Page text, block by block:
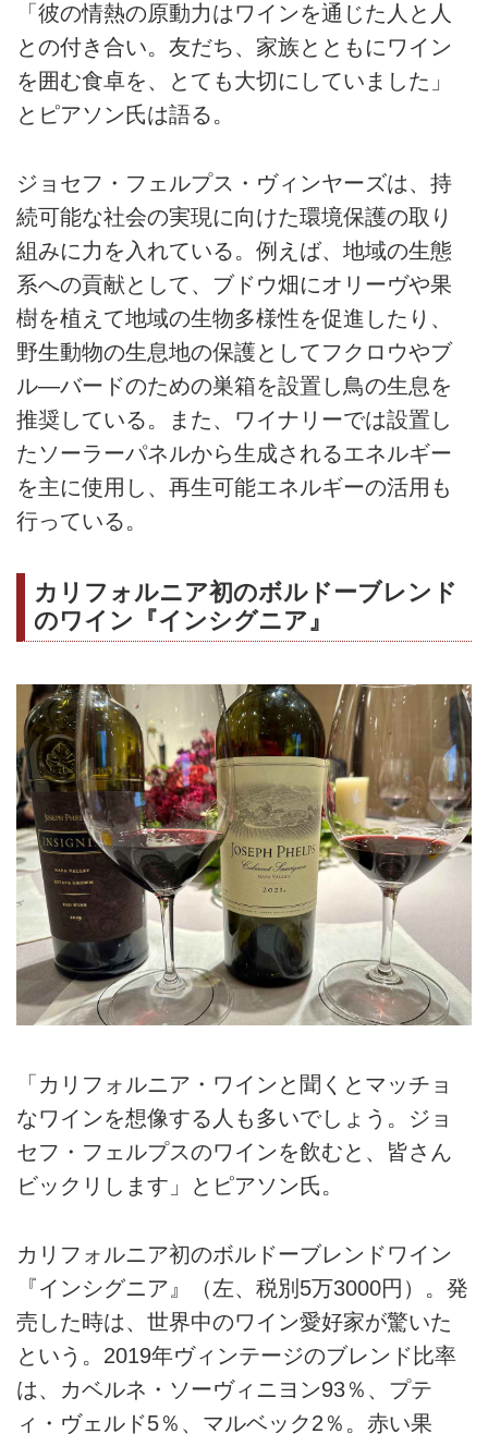
「彼の情熱の原動力はワインを通じた人と人
との付き合い。友だち、家族とともにワイン
を囲む食卓を、とても大切にしていました」
とピアソン氏は語る。
ジョセフ・フェルプス・ヴィンヤーズは、持
続可能な社会の実現に向けた環境保護の取り
組みに力を入れている。例えば、地域の生態
系への貢献として、ブドウ畑にオリーヴや果
樹を植えて地域の生物多様性を促進したり、
野生動物の生息地の保護としてフクロウやブ
ル―バードのための巣箱を設置し鳥の生息を
推奨している。また、ワイナリーでは設置し
たソーラーパネルから生成されるエネルギー
を主に使用し、再生可能エネルギーの活用も
行っている。
カリフォルニア初のボルドーブレンド
のワイン『インシグニア』
「カリフォルニア・ワインと聞くとマッチョ
なワインを想像する人も多いでしょう。ジョ
セフ・フェルプスのワインを飲むと、皆さん
ビックリします」とピアソン氏。
カリフォルニア初のボルドーブレンドワイン
『インシグニア』（左、税別5万3000円）。発
売した時は、世界中のワイン愛好家が驚いた
という。2019年ヴィンテージのブレンド比率
は、カベルネ・ソーヴィニヨン93％、プテ
ィ・ヴェルド5％、マルベック2％。赤い果